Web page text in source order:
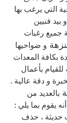
التي يرغب بها
بيد فنيين
جميع رغبات
و ضواحيها
بكافة المعدات
للقيام بأعمال
و دقة عالية .
بالعديد من
يقوم بما يلي :
حديثة ، حذف